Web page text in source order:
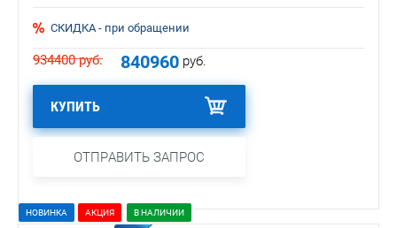
СКИДКА - при обращении
934400руб. 840960 руб.
КУПИТЬ
ОТПРАВИТЬ ЗАПРОС
НОВИНКА АКЦИЯ В НАЛИЧИИ